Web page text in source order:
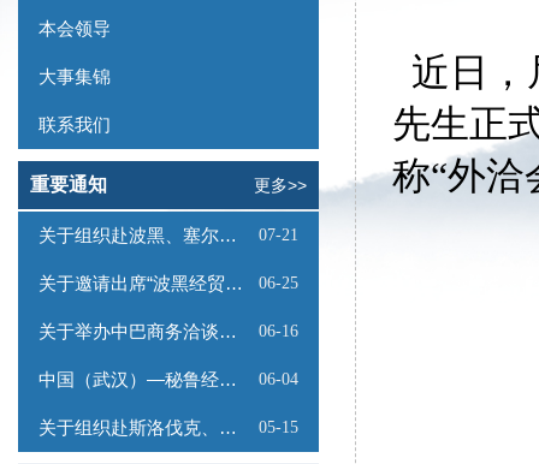
本会领导
大事集锦
联系我们
重要通知 更多>>
关于组织赴波黑、塞尔维亚商务考察的函 07-21
关于邀请出席“波黑经贸投资推介会”的函 06-25
关于举办中巴商务洽谈会的通知 06-16
中国（武汉）—秘鲁经贸合作推介会邀请函 06-04
关于组织赴斯洛伐克、奥地利商务考察的函 05-15
近日，
先生正
称“外洽